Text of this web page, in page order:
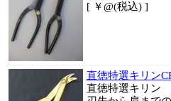
[ ￥@(税込) ]
直徳特選キリン
直徳特選キリン